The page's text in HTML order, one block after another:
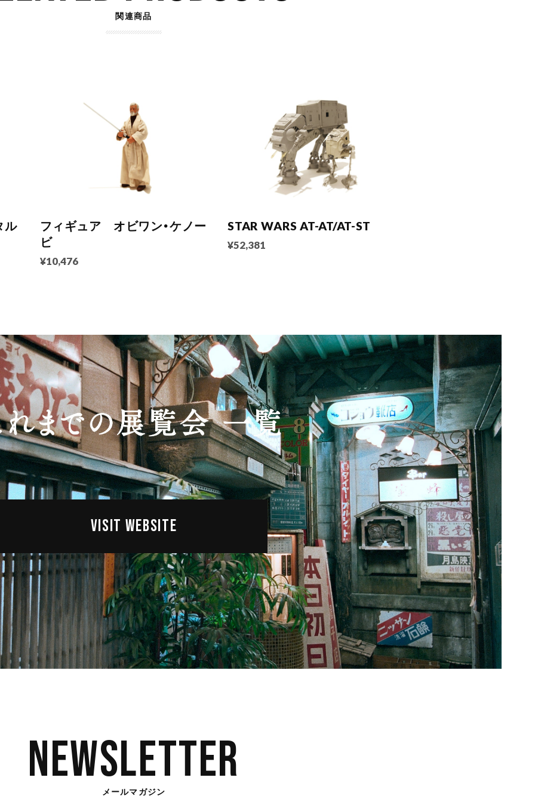
関連商品
ル
フィギュア オビワン・ケノー
ビ
¥10,476
STAR WARS AT-AT/AT-ST
¥52,381
VISIT WEBSITE
Newsletter
メールマガジン